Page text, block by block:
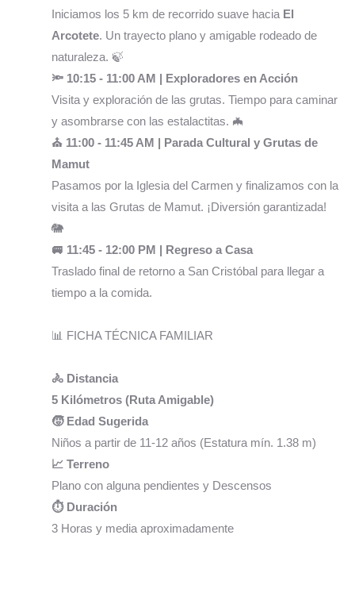
Iniciamos los 5 km de recorrido suave hacia El
Arcotete. Un trayecto plano y amigable rodeado de
naturaleza. 🍃
🔦 10:15 - 11:00 AM | Exploradores en Acción
Visita y exploración de las grutas. Tiempo para caminar
y asombrarse con las estalactitas. 🦇
⛪ 11:00 - 11:45 AM | Parada Cultural y Grutas de
Mamut
Pasamos por la Iglesia del Carmen y finalizamos con la
visita a las Grutas de Mamut. ¡Diversión garantizada!
🐘
🚐 11:45 - 12:00 PM | Regreso a Casa
Traslado final de retorno a San Cristóbal para llegar a
tiempo a la comida.
📊 FICHA TÉCNICA FAMILIAR
🚴 Distancia
5 Kilómetros (Ruta Amigable)
🧒 Edad Sugerida
Niños a partir de 11-12 años (Estatura mín. 1.38 m)
📈 Terreno
Plano con alguna pendientes y Descensos
⏱️ Duración
3 Horas y media aproximadamente